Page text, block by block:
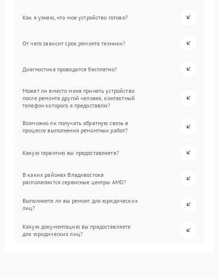
Как я узнаю, что мое устройство готово?
От чего зависит срок ремонта техники?
Диагностика проводится бесплатно?
Может ли вместо меня принять устройство
после ремонта другой человек, контактный
телефон которого я предоставлю?
Возможно ли получать обратную связь в
процессе выполнения ремонтных работ?
Какую гарантию вы предоставляете?
В каких районах Владивостока
располагаются сервисные центры AMD?
Выполняете ли вы ремонт для юридических
лиц?
Какую документацию вы предоставляете
для юридических лиц?